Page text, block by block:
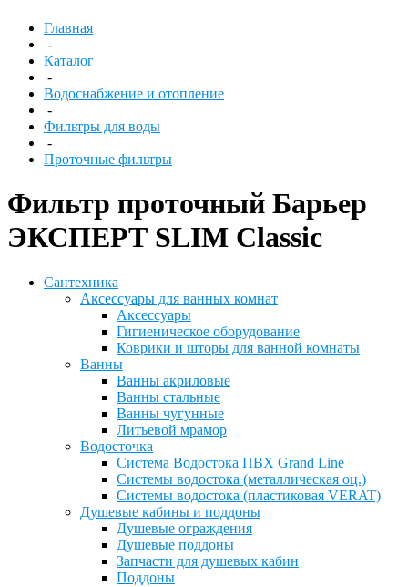
Главная
-
Каталог
-
Водоснабжение и отопление
-
Фильтры для воды
-
Проточные фильтры
Фильтр проточный Барьер
ЭКСПЕРТ SLIM Classic
Сантехника
Аксессуары для ванных комнат
Аксессуары
Гигиеническое оборудование
Коврики и шторы для ванной комнаты
Ванны
Ванны акриловые
Ванны стальные
Ванны чугунные
Литьевой мрамор
Водосточка
Система Водостока ПВХ Grand Line
Системы водостока (металлическая оц.)
Системы водостока (пластиковая VERAT)
Душевые кабины и поддоны
Душевые ограждения
Душевые поддоны
Запчасти для душевых кабин
Поддоны